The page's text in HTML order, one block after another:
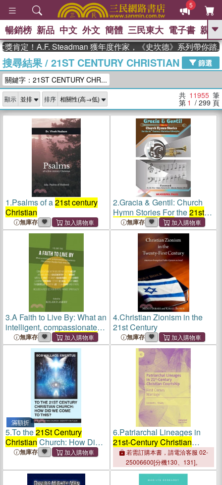
5
GO
熱搜： 東野圭吾 、 高希均教授回憶錄
、 The Odyssey 、 父親節 、 如果歷
史是一群喵
獎 臺灣漫遊錄 、 方念華 、 台灣的李
登輝時代
數學女孩：黎曼猜想 、
偉大的迷走神經
暢銷榜 新品 中文 外文 簡體 三民東大 電子書 親子
A.F. Steadman 獲年度作家，《史坎德》系列帶你踏上熱血
搜尋結果/ 21ST CENTURY CHRISTIAN
篩選
關鍵字：21ST CENTURY CHR...
顯示 排序 共 11955 筆
第 1 / 299 頁
1.Psalms of a21st century
Christian
無庫存
2.Gracia & Gentil: Church
Hymn Stories For the21st
Century ChristianLifestyles
無庫存
3.A Faith to Live By: What an
intelligent, compassionate
and authentic 21st century
Christianfaith looks like
無庫存
4.Christian Zionism in the
21st Century
無庫存
滿額折
5.To the21St Century
Christian Church: How Did
We Come to This?: The
Flux!
無庫存
6.Patriarchal Lineages in
21st-Century Christian
Courtship: First Comes
Marriage
若需訂購本書，請電洽客服 02-
25006600[分機130、131]。